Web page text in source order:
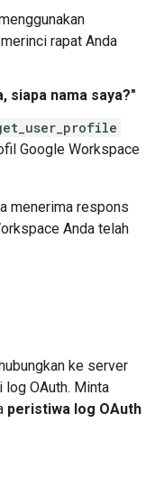
rapat Anda
siapa nama saya?"
Google Workspace
menerima respons
Anda telah
ke server
log OAuth. Minta
peristiwa log OAuth